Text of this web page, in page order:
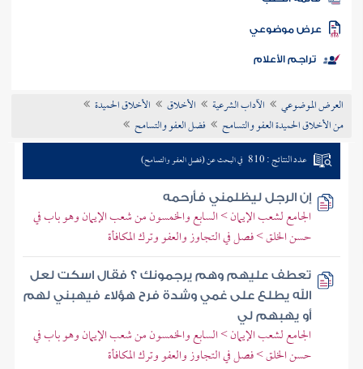
الكتب
موضوعي
تراجم الأعلام
العرض الموضوعي الآداب الشرعية الأخلاق
الأخلاق الحميدة
من الأخلاق الحميدة العفو والتسامح
فضل العفو والتسامح
عدد النتائج : 810 في البحث عن (فضل العفو والتسامح)
إن الرجل ليظلمني فأرحمه
الجامع لشعب الإيمان > السابع والخمسون من شعب الإيمان وهو باب في
حسن الخلق > فصل في التجاوز والعفو وترك المكافأة
تعطف عليهم وهم يرجمونك ؟ فقال اسكت لعل
الله يطلع على غمي وشدة فرح هؤلاء فيهبني لهم
أو يهبهم لي
الجامع لشعب الإيمان > السابع والخمسون من شعب الإيمان وهو باب في
حسن الخلق > فصل في التجاوز والعفو وترك المكافأة